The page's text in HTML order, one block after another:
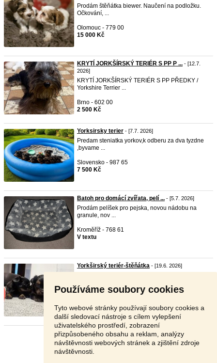
Používáme soubory cookies
Tyto webové stránky používají soubory cookies a
další sledovací nástroje s cílem vylepšení
uživatelského prostředí, zobrazení
přizpůsobeného obsahu a reklam, analýzy
návštěvnosti webových stránek a zjištění zdroje
návštěvnosti.
Prodám štěňátka biewer. Naučení na podložku.
Očkování, ...
Olomouc - 779 00
15 000 Kč
KRYTÍ JORKŠÍRSKÝ TERIÉR S PP P ... - [12.7.
2026]
KRYTÍ JORKŠÍRSKÝ TERIÉR S PP PŘEDKY /
Yorkshire Terrier ...
Brno - 602 00
2 500 Kč
Yorksirsky terier - [7.7. 2026]
Predam steniatka yorkov,k odberu za dva tyzdne
,byvame ...
Slovensko - 987 65
7 500 Kč
Batoh pro domácí zvířata, pelí ... - [5.7. 2026]
Prodám pelíšek pro pejska, novou nádobu na
granule, nov ...
Kroměříž - 768 61
V textu
Yorkširský teriér-štěňátka - [19.6. 2026]
123 Kč
Stránka: 1 2 Další